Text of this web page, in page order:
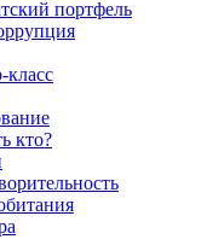
портфель
класс
кто?